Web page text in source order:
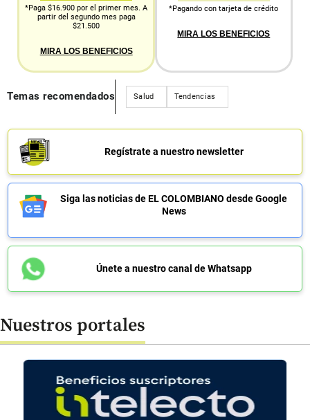
*Paga $16.900 por el primer mes. A
partir del segundo mes paga
$21.500
MIRA LOS BENEFICIOS
*Pagando con tarjeta de crédito
MIRA LOS BENEFICIOS
Temas recomendados Salud Tendencias
Regístrate a nuestro newsletter
Siga las noticias de EL COLOMBIANO desde Google
News
Únete a nuestro canal de Whatsapp
Nuestros portales